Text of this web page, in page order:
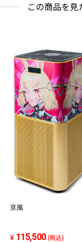
ダストレ
認証：PSE適合
この商品を
京風
115,500 (税込)